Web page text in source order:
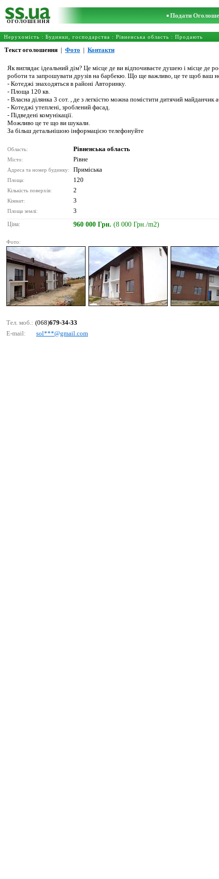
ОГОЛОШЕННЯ
Подати
Нерухомість : Будинки, господарства : Рівненська область : Продають
Текст оголошення | Фото | Контакти
Як виглядає ідеальний дім? Це місце де ви відпочиваєте душею і місце де
роботи та запрошувати друзів на барбекю. Що ще важливо, це те щоб ваш
- Котеджі знаходяться в районі Авторинку.
- Площа 120 кв.
- Власна ділянка 3 сот. , де з легкістю можна помістити дитячий майданчик
- Котеджі утеплені, зроблений фасад.
- Підведені комунікації.
Можливо це те що ви шукали.
За більш детальнішою інформацією телефонуйте
Область: Рівненська область
Місто: Рівне
Адреса та номер будинку: Приміська
Площа: 120
Кількість поверхів: 2
Кімнат: 3
Площа землі: 3
Ціна: 960 000 Грн. (8 000 Грн./m2)
Фото:
Тел. моб.: (068)679-34-33
E-mail:
sоl***@gmаil.соm